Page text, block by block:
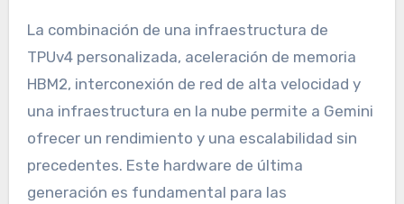
La combinación de una infraestructura de
TPUv4 personalizada, aceleración de memoria
HBM2, interconexión de red de alta velocidad y
una infraestructura en la nube permite a Gemini
ofrecer un rendimiento y una escalabilidad sin
precedentes. Este hardware de última
generación es fundamental para las